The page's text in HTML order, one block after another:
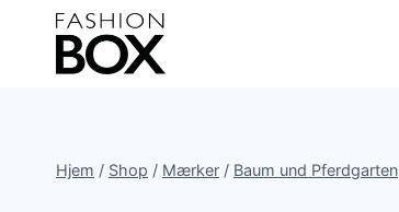
Fortsæt
indhold
Hjem / Shop / Mærker / Baum und Pferdgarten